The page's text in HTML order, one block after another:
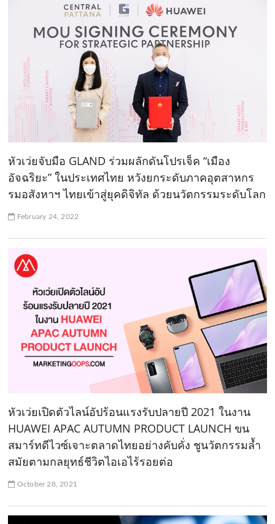
หัวเว่ยจับมือ GLAND ร่วมผลักดันโปรเจ็ค “เมือง
อัจฉริยะ” ในประเทศไทย หวังยกระดับภาคอุตสาหกร
รมอสังหาฯ ไทยเข้าสู่ยุคดิจิทัล ด้วยนวัตกรรมระดับโลก
February 24, 2022
หัวเว่ยเปิดตัวไลน์อัปร้อนแรงรับปลายปี 2021 ในงาน
HUAWEI APAC AUTUMN PRODUCT LAUNCH ขน
สมาร์ทดีไวซ์เจาะตลาดไทยอย่างคับคั่ง ชูนวัตกรรมล้ำ
สมัยตามกลยุทธ์ชีวิตไอเอไร้รอยต่อ
October 28, 2021